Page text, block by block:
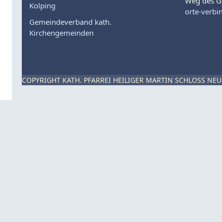
Kolping
Gemeindeverband kath.
Kirchengemeinden
orte-
COPYRIGHT KATH. PFARREI HEILIGER MARTIN SCHLOSS